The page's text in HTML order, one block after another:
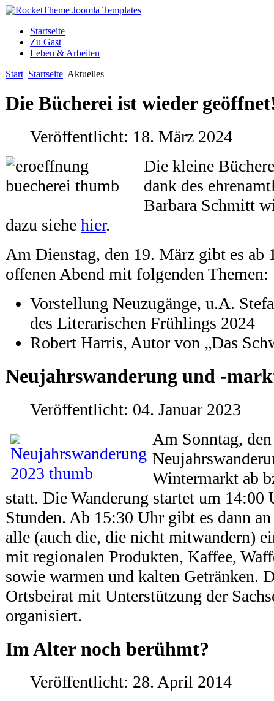
Startseite
Zu Gast
Leben & Arbeiten
Start Startseite Aktuelles
Die Bücherei ist wieder
Veröffentlicht: 18. März 2024
Die kleine
dank des
Barbara Schmitt
dazu siehe hier.
Am Dienstag, den 19. März gibt es ab
offenen Abend mit folgenden Themen:
Vorstellung Neuzugänge, u.A.
des Literarischen Frühlings 2024
Robert Harris, Autor von „Das
Neujahrswanderung und -
Veröffentlicht: 04. Januar 2023
Am Sonntag,
Wintermarkt ab
statt. Die Wanderung startet um 14:00
Stunden. Ab 15:30 Uhr gibt es dann
alle (auch die, die nicht mitwandern)
mit regionalen Produkten, Kaffee,
sowie warmen und kalten Getränken.
Ortsbeirat mit Unterstützung der
organisiert.
Im Alter noch berühmt?
Veröffentlicht: 28. April 2014